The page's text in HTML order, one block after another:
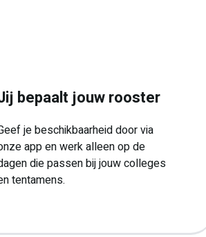
bepaalt jouw rooster
je beschikbaarheid door via
app en werk alleen op de
die passen bij jouw colleges
tentamens.